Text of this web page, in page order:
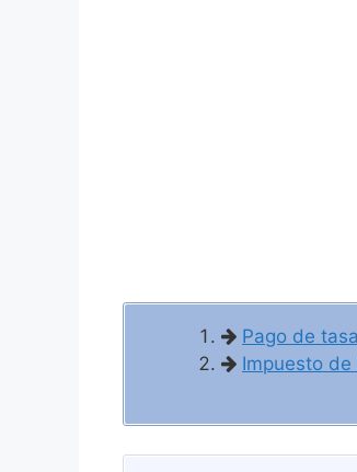
Pago de
Impuesto